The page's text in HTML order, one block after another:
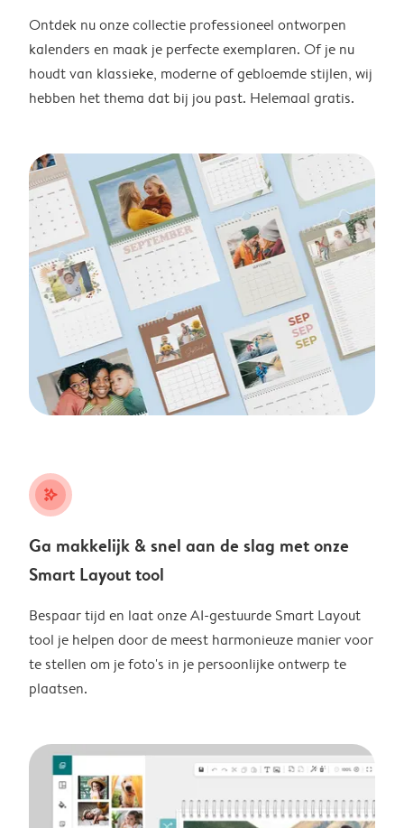
Ontdek nu onze collectie professioneel ontworpen
kalenders en maak je perfecte exemplaren. Of je nu
houdt van klassieke, moderne of gebloemde stijlen, wij
hebben het thema dat bij jou past. Helemaal gratis.
stars_plus
Ga makkelijk & snel aan de slag met onze
Smart Layout tool
Bespaar tijd en laat onze AI-gestuurde Smart Layout
tool je helpen door de meest harmonieuze manier voor
te stellen om je foto's in je persoonlijke ontwerp te
plaatsen.